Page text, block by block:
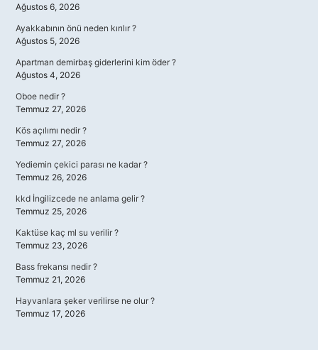
Ağustos 6, 2026
Ayakkabının önü neden kırılır ?
Ağustos 5, 2026
Apartman demirbaş giderlerini kim öder ?
Ağustos 4, 2026
Oboe nedir ?
Temmuz 27, 2026
Kös açılımı nedir ?
Temmuz 27, 2026
Yediemin çekici parası ne kadar ?
Temmuz 26, 2026
kkd İngilizcede ne anlama gelir ?
Temmuz 25, 2026
Kaktüse kaç ml su verilir ?
Temmuz 23, 2026
Bass frekansı nedir ?
Temmuz 21, 2026
Hayvanlara şeker verilirse ne olur ?
Temmuz 17, 2026